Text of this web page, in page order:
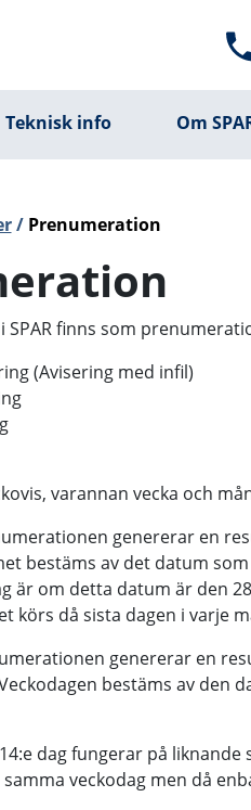
Teknisk info Om
/ Prenumeration
SPAR finns som
(Avisering med infil)
varannan vecka och
genererar en
bestäms av det datum
är om detta datum är den
körs då sista dagen i varje
genererar en
bestäms av den
dag fungerar på liknande
veckodag men då